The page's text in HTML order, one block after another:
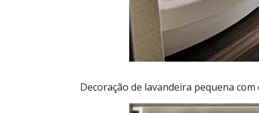
Decoração de lavandeira pequena